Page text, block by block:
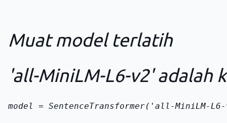
Muat model terlatih
'all-MiniLM-L6-v2' adalah
model = SentenceTransformer('all-MiniLM-